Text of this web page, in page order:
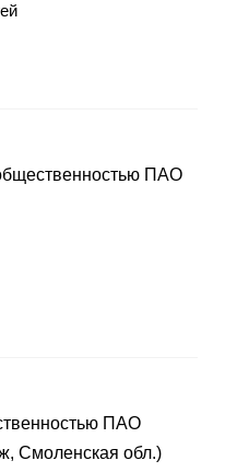
ПАО
ПАО
Смоленская обл.)